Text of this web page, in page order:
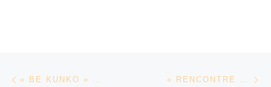
Parcourir les articles
« BE KUNKO » DE CHEICK FANTAMADY CAMARA « RENCONTRE EN LIGNE » DE ADAMA ROAMBA